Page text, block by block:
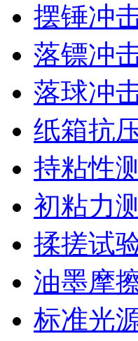
摆锤冲
落镖冲
落球冲
纸箱抗
持粘性
初粘力
揉搓试
油墨摩
标准光